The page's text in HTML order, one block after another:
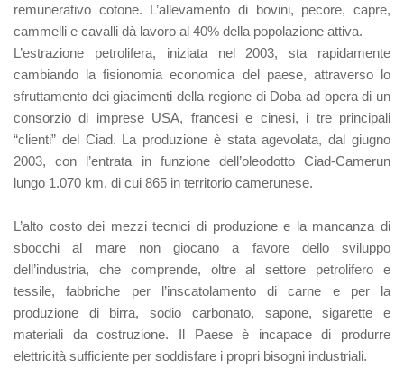
remunerativo cotone. L’allevamento di bovini, pecore, capre,
cammelli e cavalli dà lavoro al 40% della popolazione attiva.
L’estrazione petrolifera, iniziata nel 2003, sta rapidamente
cambiando la fisionomia economica del paese, attraverso lo
sfruttamento dei giacimenti della regione di Doba ad opera di un
consorzio di imprese USA, francesi e cinesi, i tre principali
“clienti” del Ciad. La produzione è stata agevolata, dal giugno
2003, con l’entrata in funzione dell’oleodotto Ciad-Camerun
lungo 1.070 km, di cui 865 in territorio camerunese.
L’alto costo dei mezzi tecnici di produzione e la mancanza di
sbocchi al mare non giocano a favore dello sviluppo
dell’industria, che comprende, oltre al settore petrolifero e
tessile, fabbriche per l’inscatolamento di carne e per la
produzione di birra, sodio carbonato, sapone, sigarette e
materiali da costruzione. Il Paese è incapace di produrre
elettricità sufficiente per soddisfare i propri bisogni industriali.